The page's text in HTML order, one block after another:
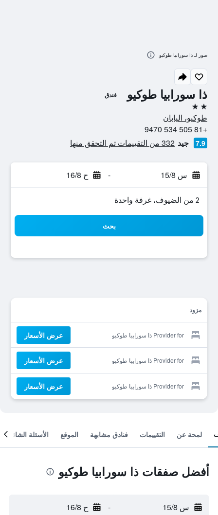
ذا سورابيا طوكيو فندق
2 نجمتين
طوكيو، اليابان
+81 505 534 9470
7.9 جيد 332 من التقييمات تم التحقق منها
س 15/8 - ح 16/8
2 من الضيوف، غرفة واحدة
بحث
مزود
Provider for ذا سورابيا طوكيو عرض الأسعار
Provider for ذا سورابيا طوكيو عرض الأسعار
Provider for ذا سورابيا طوكيو عرض الأسعار
صور لـ ذا سورابيا طوكيو
لمحة عن التقييمات فنادق مشابهة الموقع الأسئلة الشائعة
أفضل صفقات ذا سورابيا طوكيو
س 15/8 - ح 16/8